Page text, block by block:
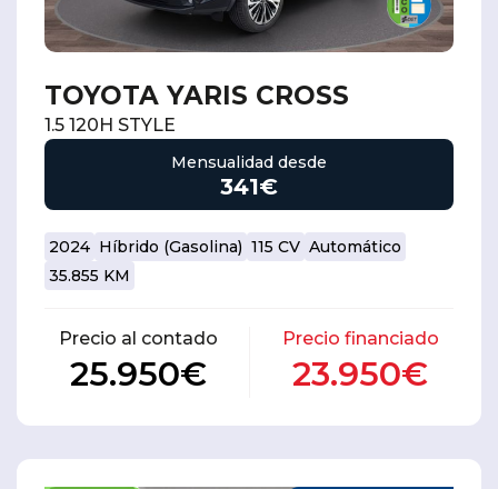
TOYOTA YARIS CROSS
1.5 120H STYLE
Mensualidad desde
341€
2024 Híbrido (Gasolina) 115 CV Automático
35.855 KM
Precio al contado
25.950€
Precio financiado
23.950€